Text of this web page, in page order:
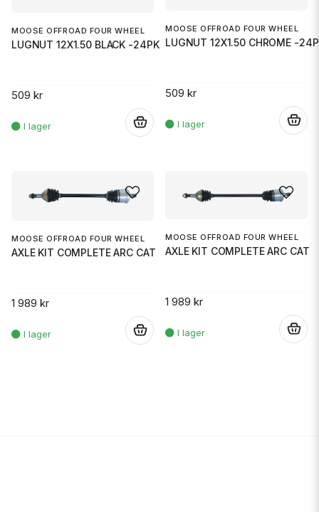
MOOSE OFFROAD FOUR WHEEL
LUGNUT 12X1.50 BLACK -24PK
509 kr
MOOSE OFFROAD FOUR WHEEL
LUGNUT 12X1.50 CHROME -
509 kr
MOOSE OFFROAD FOUR WHEEL
AXLE KIT COMPLETE ARC CAT
1 989 kr
MOOSE OFFROAD FOUR WHEEL
AXLE KIT COMPLETE ARC CAT
1 989 kr